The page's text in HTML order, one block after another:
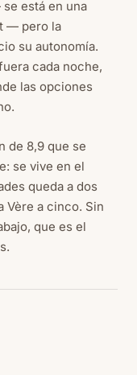
está en una
— pero la
su autonomía.
cada noche,
las opciones
de 8,9 que se
se vive en el
queda a dos
Vère a cinco. Sin
que es el